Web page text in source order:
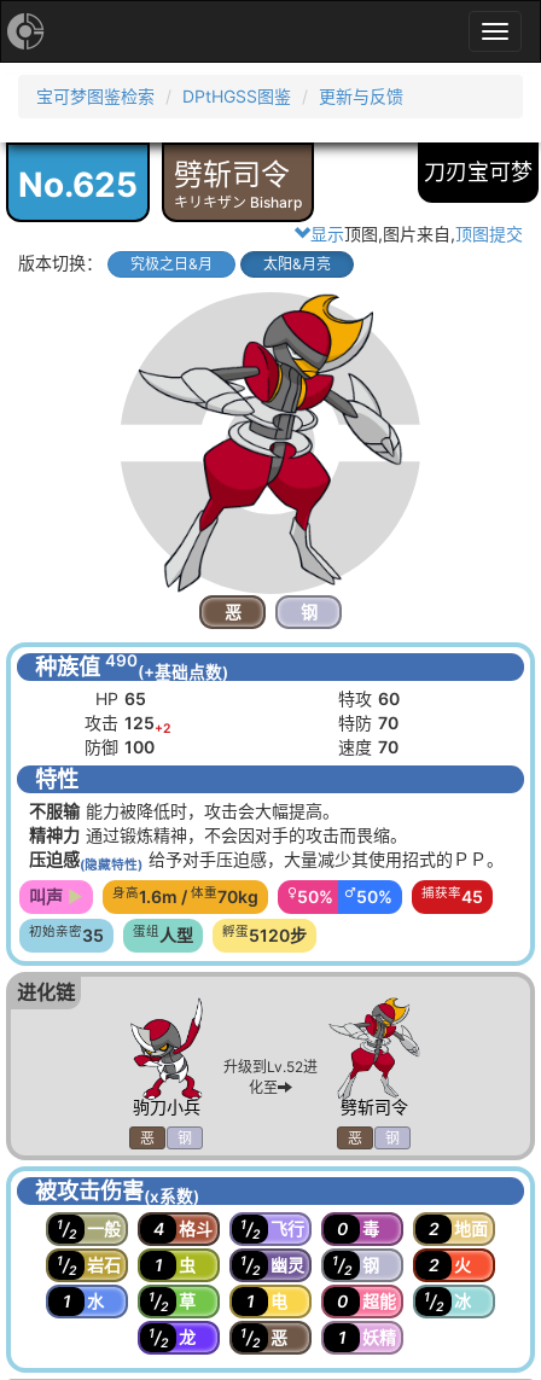
宝可梦图鉴检索
DPtHGSS图鉴 更新与反馈
No.625 劈斩司令
キリキザン Bisharp
刀刃宝可梦
显示顶图,图片来自,顶图提交
版本切换：
究极之日&月 太阳&月亮
恶 钢
种族值 490
(+基础点数)
HP 65 特攻 60
攻击 125+2 特防 70
防御 100 速度 70
特性
不服输 能力被降低时，攻击会大幅提高。
精神力 通过锻炼精神，不会因对手的攻击而畏缩。
压迫感(隐藏特性) 给予对手压迫感，大量减少其使用招式的ＰＰ。
叫声
身高1.6m / 体重70kg ♀50% ♂50% 捕获率45
初始亲密35 蛋组 人型 孵蛋5120步
进化链
驹刀小兵
恶 钢
升级到Lv.52进
化至
劈斩司令
恶 钢
被攻击伤害(x系数)
1/2 一般 4 格斗 1/2 飞行 0 毒 2 地面
1/2 岩石 1 虫 1/2 幽灵 1/2 钢 2
火
1
水 1/2 草 1 电 0 超能 1/2 冰
1/2 龙 1/2 恶 1 妖精